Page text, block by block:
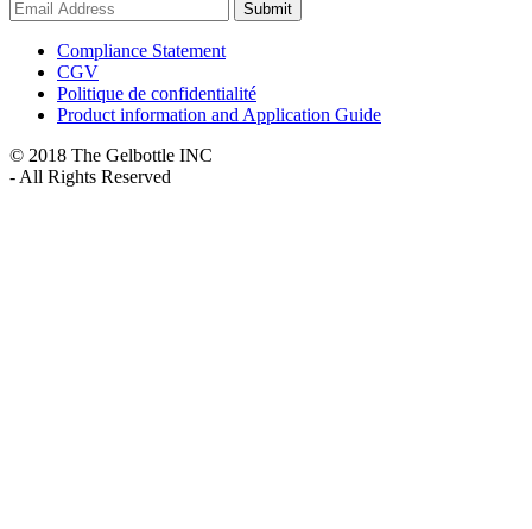
Submit
Compliance Statement
CGV
Politique de confidentialité
Product information and Application Guide
© 2018 The Gelbottle INC
- All Rights Reserved